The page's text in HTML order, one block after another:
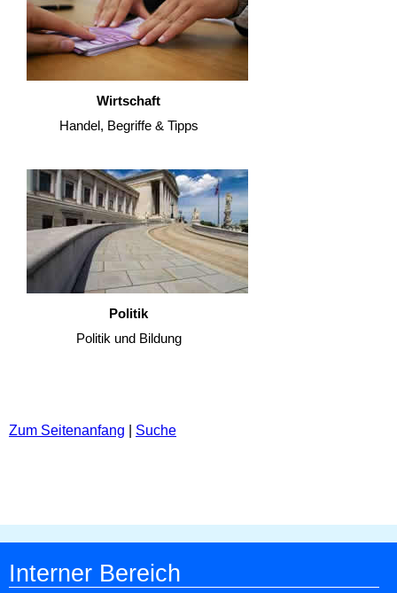
Wirtschaft
Handel, Begriffe & Tipps
Politik
Politik und Bildung
Zum Seitenanfang Suche
Interner Bereich